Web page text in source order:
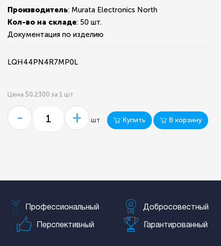
Производитель: Murata Electronics North
Кол-во на складе: 50 шт.
Документация по изделию
LQH44PN4R7MP0L
Цена $0.2300 за 1 шт
- + шт Купить В корзину
Профессиональный Добросовестный
Перспективный Гарантированный